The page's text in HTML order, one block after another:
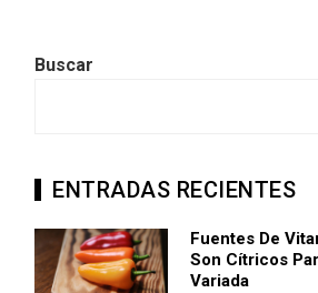
Buscar
ENTRADAS RECIENTES
Fuentes De
Son Cítricos
Variada